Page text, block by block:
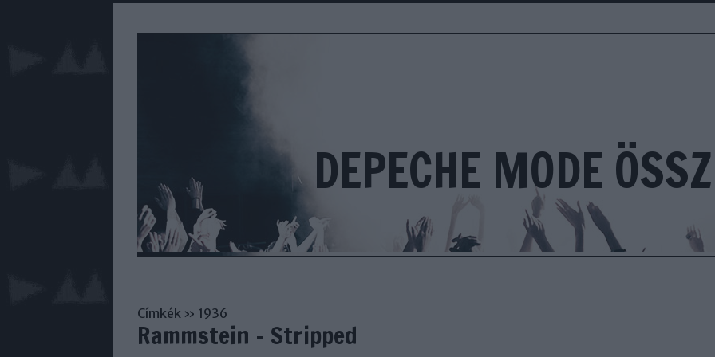
DEPECHE MODE
Címkék » 1936
Rammstein - Stripped